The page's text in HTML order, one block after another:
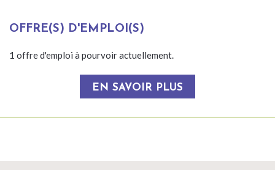
OFFRE(S) D'EMPLOI(S)
1 offre d'emploi à pourvoir actuellement.
EN SAVOIR PLUS